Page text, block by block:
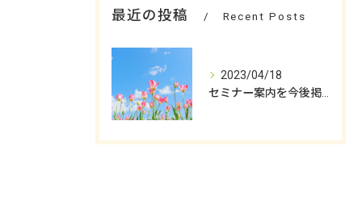
最近の投稿 Recent Posts
2023/04/18